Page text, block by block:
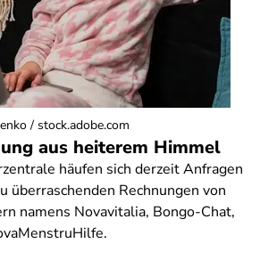
aus heiterem Himmel
häufen sich derzeit Anfragen
überraschenden Rechnungen von
namens Novavitalia, Bongo-Chat,
/ stock.adobe.com